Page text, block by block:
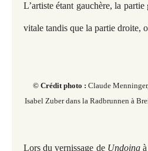
L’artiste étant gauchère, la
vitale tandis que la partie droite,
© Crédit photo : Claude
Isabel Zuber dans la Radbrunnen à
Lors du vernissage de Undoing